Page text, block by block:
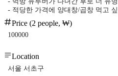
- 적당한 가격에 양대창/곱창 먹고
Price (2 people, ₩)
100000
Location
서울 서초구